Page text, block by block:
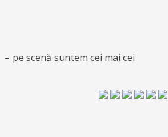
– pe scenă suntem cei mai cei